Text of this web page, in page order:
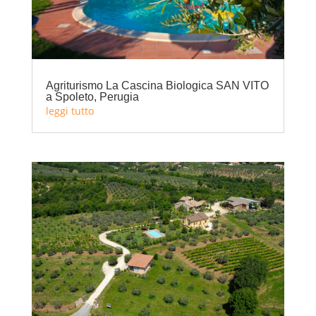
Agriturismo La Cascina Biologica SAN VITO
a Spoleto, Perugia
leggi tutto